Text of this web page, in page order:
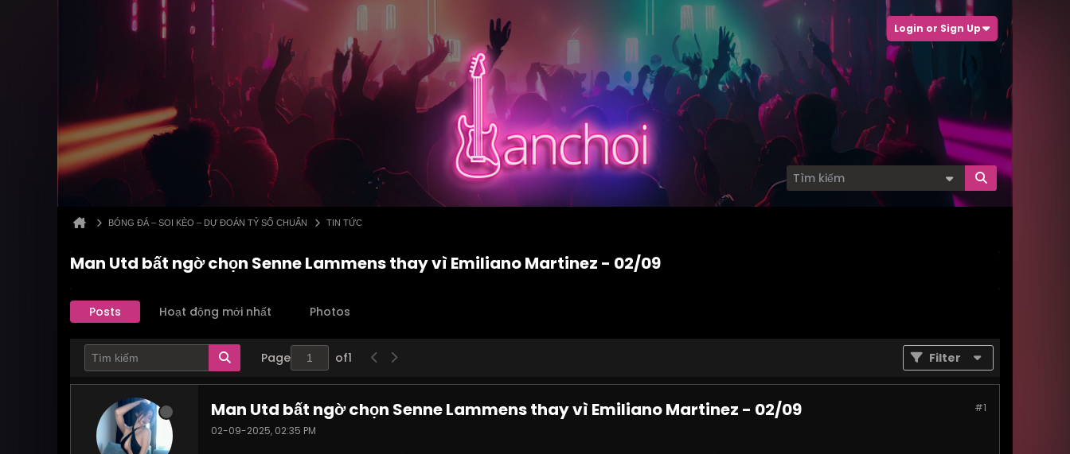
Login or Sign Up
BÓNG ĐÁ – SOI KÈO – DỰ ĐOÁN TỶ SỐ CHUẨN TIN TỨC
Man Utd bất ngờ chọn Senne Lammens thay vì Emiliano Martinez - 02/09
Posts Hoạt động mới nhất Photos
Page of1 Filter
#1
Man Utd bất ngờ chọn Senne Lammens thay vì Emiliano Martinez - 02/09
02-09-2025, 02:35 PM